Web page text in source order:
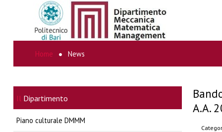
CERCA...
Home News
A.A.
Il Dipartimento
Piano culturale DMMM